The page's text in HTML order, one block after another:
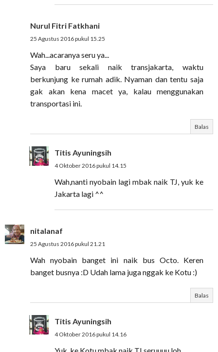
Nurul Fitri Fatkhani
25 Agustus 2016 pukul 15.25
Wah...acaranya seru ya...
Saya baru sekali naik transjakarta, waktu
berkunjung ke rumah adik. Nyaman dan tentu saja
gak akan kena macet ya, kalau menggunakan
transportasi ini.
Balas
Titis Ayuningsih
4 Oktober 2016 pukul 14.15
Wah,nanti nyobain lagi mbak naik TJ, yuk ke
Jakarta lagi ^^
nitalanaf
25 Agustus 2016 pukul 21.21
Wah nyobain banget ini naik bus Octo. Keren
banget busnya :D Udah lama juga nggak ke Kotu :)
Balas
Titis Ayuningsih
4 Oktober 2016 pukul 14.16